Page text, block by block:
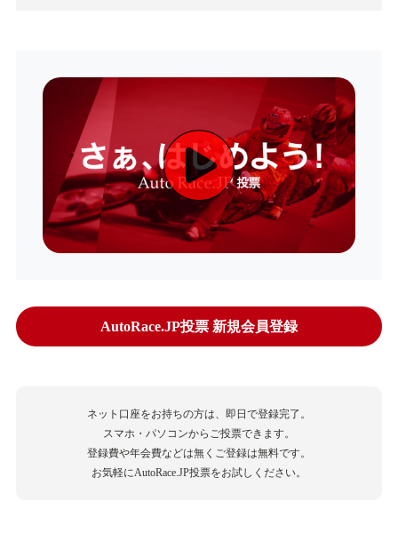
AutoRace.JP投票 新規会員登録
ネット口座をお持ちの方は、即日で登録完了。
スマホ・パソコンからご投票できます。
登録費や年会費などは無くご登録は無料です。
お気軽にAutoRace.JP投票をお試しください。